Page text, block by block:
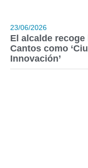
23/06/2026
El alcalde
Cantos como
Innovación’